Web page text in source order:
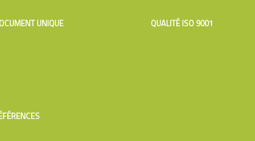
UNIQUE QUALITÉ ISO 9001